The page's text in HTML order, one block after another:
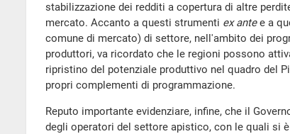
stabilizzazione dei redditi a copertura di altre
mercato. Accanto a questi strumenti ex antee a
comune di mercato) di settore, nell'ambito dei
produttori, va ricordato che le regioni possono
ripristino del potenziale produttivo nel quadro del
propri complementi di programmazione.
Reputo importante evidenziare, infine, che il
degli operatori del settore apistico, con le quali si